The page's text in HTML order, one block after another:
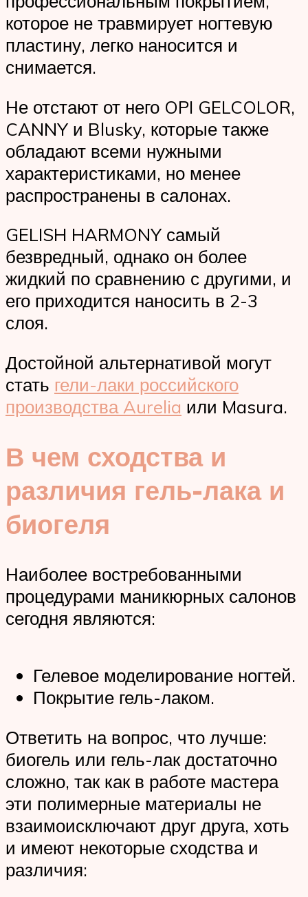
которое не травмирует ногтевую
пластину, легко наносится и
снимается.
Не отстают от него OPI GELCOLOR,
CANNY и Blusky, которые также
обладают всеми нужными
характеристиками, но менее
распространены в салонах.
GELISH HARMONY самый
безвредный, однако он более
жидкий по сравнению с другими, и
его приходится наносить в 2-3
слоя.
Достойной альтернативой могут
стать гели-лаки российского
производства Aurelia или Masura.
В чем сходства и
различия гель-лака и
биогеля
Наиболее востребованными
процедурами маникюрных салонов
сегодня являются:
Гелевое моделирование ногтей.
Покрытие гель-лаком.
Ответить на вопрос, что лучше:
биогель или гель-лак достаточно
сложно, так как в работе мастера
эти полимерные материалы не
взаимоисключают друг друга, хоть
и имеют некоторые сходства и
различия: